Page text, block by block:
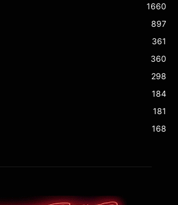
1660
897
361
360
298
184
181
168